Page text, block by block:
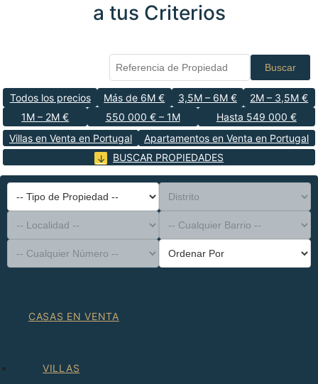
a tus Criterios
Buscar
Todos los precios Más de 6M € 3,5M – 6M €
2M – 3,5M €
1M – 2M €
550 000 € – 1M
Hasta 549 000 €
Villas en Venta en Portugal
Apartamentos en Venta en Portugal
BUSCAR PROPIEDADES
-- Tipo de Propiedad --
Distrito
-- Localidad --
-- Cualquier Barrio --
-- Cualquier Número --
Ordenar Por
CASAS EN VENTA
VILLAS